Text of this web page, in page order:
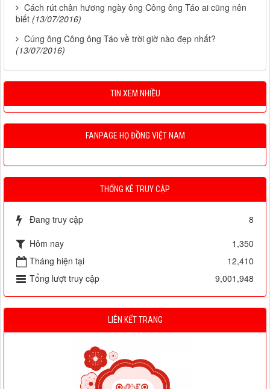
Cách rút chân hương ngày ông Công ông Táo ai cũng nên
biết (13/07/2016)
Cúng ông Công ông Táo về trời giờ nào đẹp nhất?
(13/07/2016)
TIN XEM NHIỀU
FANPAGE HỌ ĐỒNG VIỆT NAM
THỐNG KÊ TRUY CẬP
Đang truy cập
8
Hôm nay
1,350
Tháng hiện tại
12,410
Tổng lượt truy cập
9,001,948
LIÊN KẾT TRANG